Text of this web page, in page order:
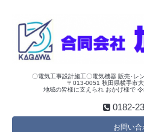
〇電気工事設計施工〇電気機器 販売･レ
〒013-0051 秋田県横手市
地域の皆様に支えられ おかげ様で
0182-
お問い合